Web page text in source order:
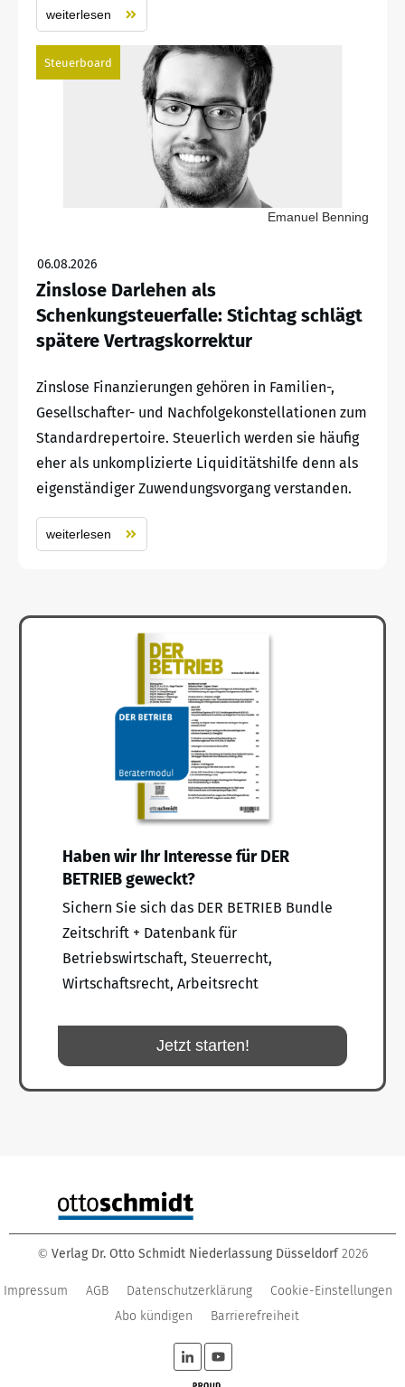
weiterlesen
Steuerboard
Emanuel Benning
06.08.2026
Zinslose Darlehen als
Schenkungsteuerfalle: Stichtag schlägt
spätere Vertragskorrektur
Zinslose Finanzierungen gehören in Familien-,
Gesellschafter- und Nachfolgekonstellationen zum
Standardrepertoire. Steuerlich werden sie häufig
eher als unkomplizierte Liquiditätshilfe denn als
eigenständiger Zuwendungsvorgang verstanden.
weiterlesen
Haben wir Ihr Interesse für DER
BETRIEB geweckt?
Sichern Sie sich das DER BETRIEB Bundle
Zeitschrift + Datenbank für
Betriebswirtschaft, Steuerrecht,
Wirtschaftsrecht, Arbeitsrecht
Jetzt starten!
© Verlag Dr. Otto Schmidt Niederlassung Düsseldorf 2026
Impressum AGB Datenschutzerklärung
Cookie-Einstellungen
Abo kündigen
Barrierefreiheit